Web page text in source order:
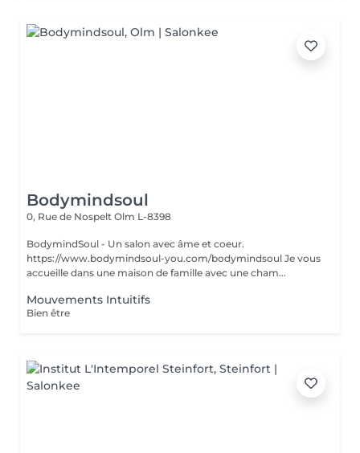
Bodymindsoul
0, Rue de Nospelt Olm L-8398
BodymindSoul - Un salon avec âme et coeur.
https://www.bodymindsoul-you.com/bodymindsoul Je vous
accueille dans une maison de famille avec une cham...
Mouvements Intuitifs
Bien être